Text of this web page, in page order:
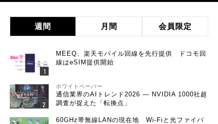
週間 月間 会員限定
MEEQ、楽天モバイル回線を先行提供 ドコモ回
線はeSIM提供開始
ホワイトペーパー
通信業界のAIトレンド2026 ― NVIDIA 1000社超
調査が捉えた「転換点」
60GHz帯無線LANの現在地 Wi-Fiと光ファイバ